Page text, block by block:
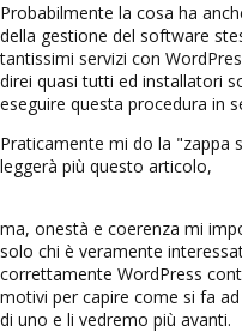
Probabilmente la cosa ha
della gestione del software
tantissimi servizi con
direi quasi tutti ed installatori
eseguire questa procedura in
Praticamente mi do la "zappa
leggerà più questo articolo,
ma, onestà e coerenza mi
solo chi è veramente
correttamente WordPress
motivi per capire come si fa
di uno e li vedremo più avanti.